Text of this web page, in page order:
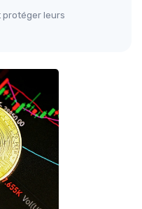
protéger leurs